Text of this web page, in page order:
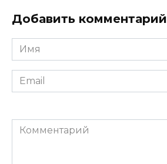
Добавить комментарий
Имя
*
Email
*
Комментарий